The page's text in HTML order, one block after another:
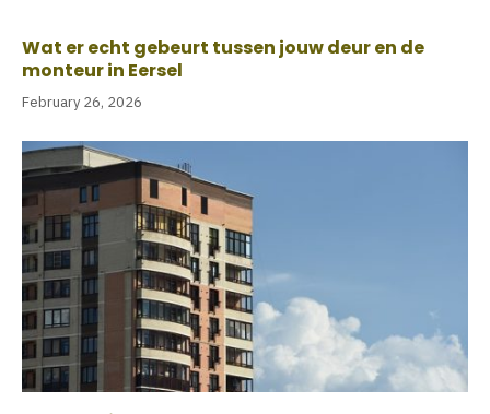
Wat er echt gebeurt tussen jouw deur en de
monteur in Eersel
February 26, 2026